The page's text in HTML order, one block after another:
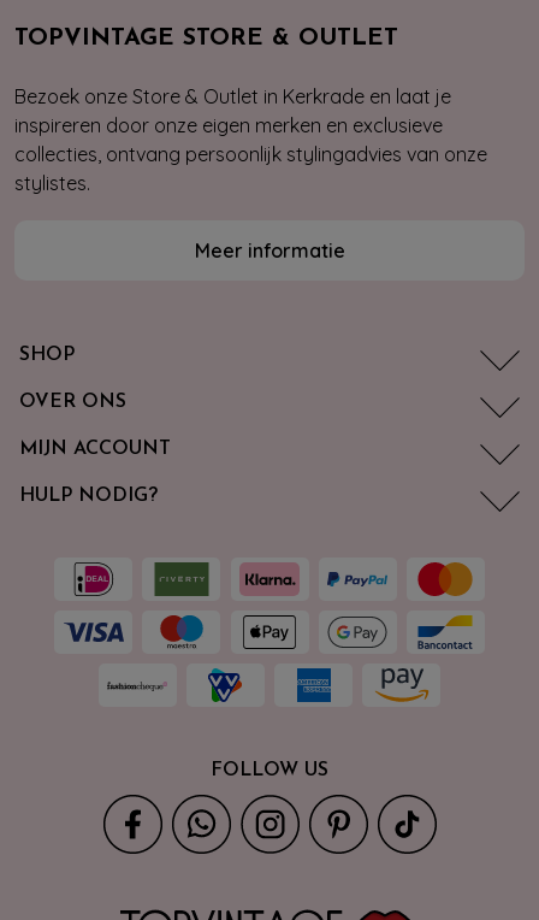
TOPVINTAGE STORE & OUTLET
Bezoek onze Store & Outlet in Kerkrade en laat je
inspireren door onze eigen merken en exclusieve
collecties, ontvang persoonlijk stylingadvies van onze
stylistes.
Meer informatie
SHOP
OVER ONS
MIJN ACCOUNT
HULP NODIG?
FOLLOW US